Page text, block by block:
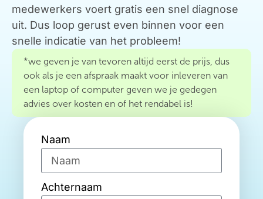
medewerkers voert gratis een snel diagnose
uit. Dus loop gerust even binnen voor een
snelle indicatie van het probleem!
*we geven je van tevoren altijd eerst de prijs, dus
ook als je een afspraak maakt voor inleveren van
een laptop of computer geven we je gedegen
advies over kosten en of het rendabel is!
Naam
Achternaam